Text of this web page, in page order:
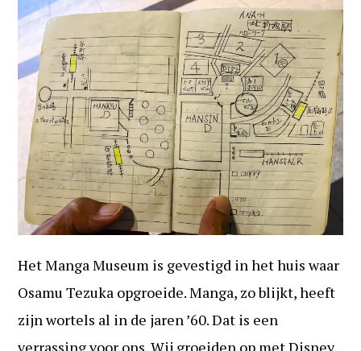
Het Manga Museum is gevestigd in het huis waar
Osamu Tezuka opgroeide. Manga, zo blijkt, heeft
zijn wortels al in de jaren ’60. Dat is een